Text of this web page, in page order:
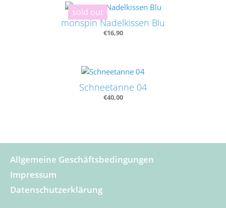
sold out
monspin Nadelkissen Blu
€16,90
Schneetanne 04
€40,00
Allgemeine Geschäftsbedingungen
Impressum
Datenschutzerklärung